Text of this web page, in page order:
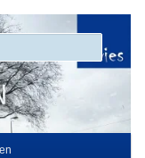
in Essen